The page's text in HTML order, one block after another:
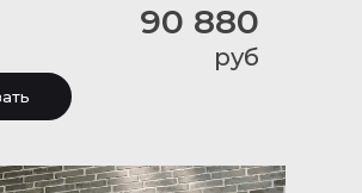
90 880
руб